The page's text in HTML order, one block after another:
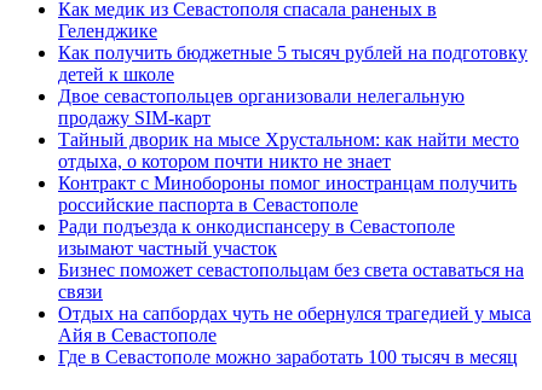
Как медик из Севастополя спасала раненых в
Геленджике
Как получить бюджетные 5 тысяч рублей на подготовку
детей к школе
Двое севастопольцев организовали нелегальную
продажу SIM-карт
Тайный дворик на мысе Хрустальном: как найти место
отдыха, о котором почти никто не знает
Контракт с Минобороны помог иностранцам получить
российские паспорта в Севастополе
Ради подъезда к онкодиспансеру в Севастополе
изымают частный участок
Бизнес поможет севастопольцам без света оставаться на
связи
Отдых на сапбордах чуть не обернулся трагедией у мыса
Айя в Севастополе
Где в Севастополе можно заработать 100 тысяч в месяц